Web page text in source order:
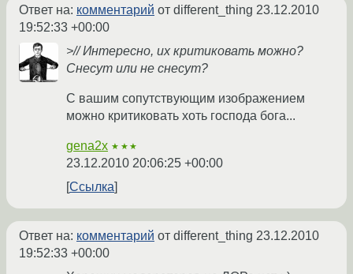
Ответ на: комментарий от different_thing 23.12.2010
19:52:33 +00:00
>// Интересно, их критиковать можно?
Снесут или не снесут?
С вашим сопутствующим изображением
можно критиковать хоть господа бога...
gena2x ★★★
23.12.2010 20:06:25 +00:00
Ссылка
Ответ на: комментарий от different_thing 23.12.2010
19:52:33 +00:00